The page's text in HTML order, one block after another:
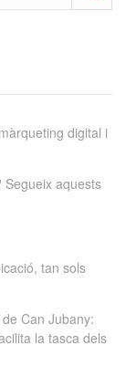
digital i
Segueix aquests
tan sols
Can Jubany:
la tasca dels